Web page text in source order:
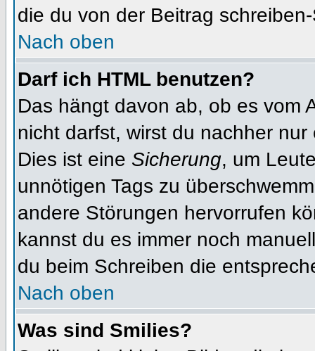
die du von der Beitrag
Nach oben
Darf ich HTML benutzen?
Das hängt davon ab, ob es vom
nicht darfst, wirst du nachher
Dies ist eine Sicherung, um
unnötigen Tags zu
andere Störungen hervorrufen
kannst du es immer noch
du beim Schreiben die
Nach oben
Was sind Smilies?